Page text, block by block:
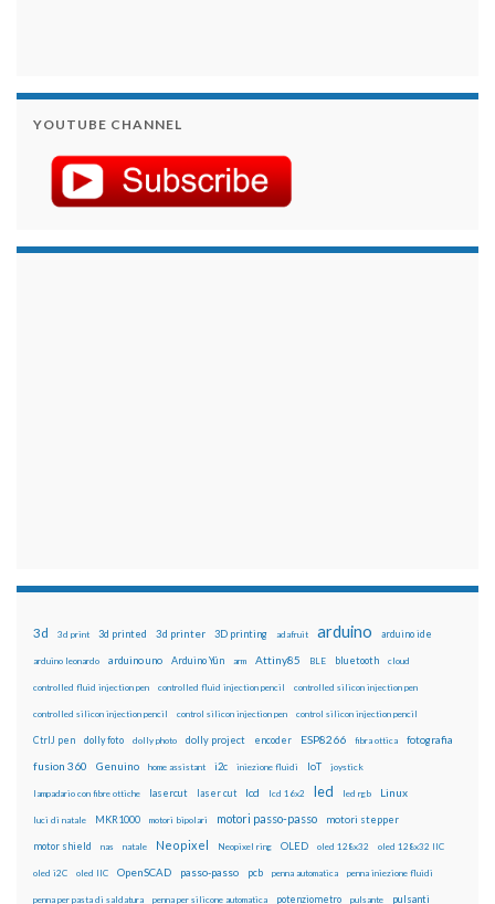
YOUTUBE CHANNEL
3d 3d print 3d printed 3d printer 3D printing adafruit arduino arduino ide
arduino leonardo arduino uno Arduino Yún arm Attiny85 BLE bluetooth cloud
controlled fluid injection pen controlled fluid injection pencil controlled silicon injection pen
controlled silicon injection pencil control silicon injection pen control silicon injection pencil
CtrlJ pen dolly foto dolly photo dolly project encoder ESP8266 fibra ottica fotografia
fusion 360 Genuino home assistant i2c iniezione fluidi IoT joystick
lampadario con fibre ottiche lasercut laser cut lcd lcd 16x2 led led rgb Linux
luci di natale MKR1000 motori bipolari motori passo-passo motori stepper
motor shield nas natale Neopixel Neopixel ring OLED oled 128x32 oled 128x32 IIC
oled i2C oled IIC OpenSCAD passo-passo pcb penna automatica penna iniezione fluidi
penna per pasta di saldatura penna per silicone automatica potenziometro pulsante pulsanti